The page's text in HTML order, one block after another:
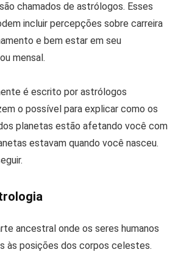
chamados de astrólogos. Esses
incluir percepções sobre carreira
e bem estar em seu
mensal.
é escrito por astrólogos
o possível para explicar como os
planetas estão afetando você com
estavam quando você nasceu.
ancestral onde os seres humanos
às posições dos corpos celestes.